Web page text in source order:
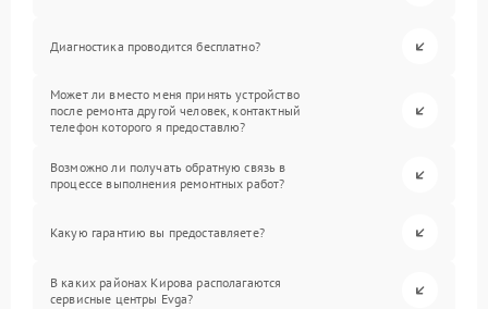
Диагностика проводится бесплатно?
Может ли вместо меня принять устройство
после ремонта другой человек, контактный
телефон которого я предоставлю?
Возможно ли получать обратную связь в
процессе выполнения ремонтных работ?
Какую гарантию вы предоставляете?
В каких районах Кирова располагаются
сервисные центры Evga?